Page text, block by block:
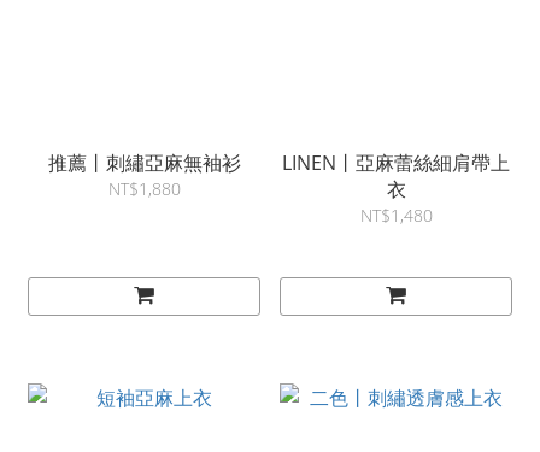
推薦丨刺繡亞麻無袖衫
NT$1,880
LINEN丨亞麻蕾絲細肩帶上
衣
NT$1,480